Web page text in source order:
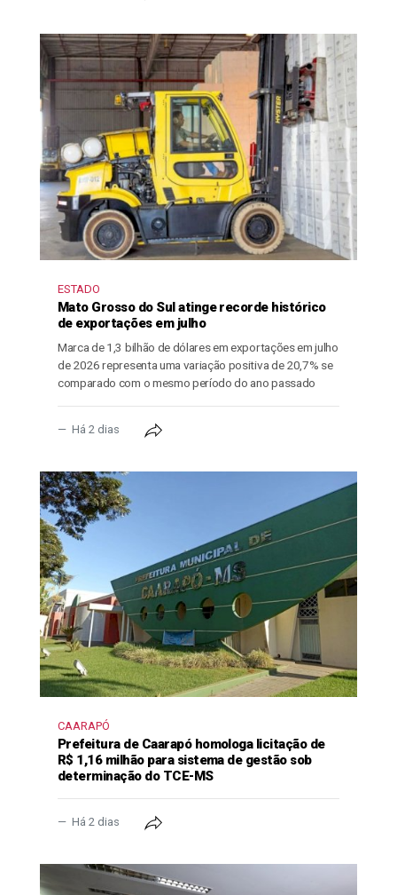
ESTADO
Mato Grosso do Sul atinge recorde histórico
de exportações em julho
Marca de 1,3 bilhão de dólares em exportações em julho
de 2026 representa uma variação positiva de 20,7% se
comparado com o mesmo período do ano passado
Há 2 dias
CAARAPÓ
Prefeitura de Caarapó homologa licitação de
R$ 1,16 milhão para sistema de gestão sob
determinação do TCE-MS
Há 2 dias